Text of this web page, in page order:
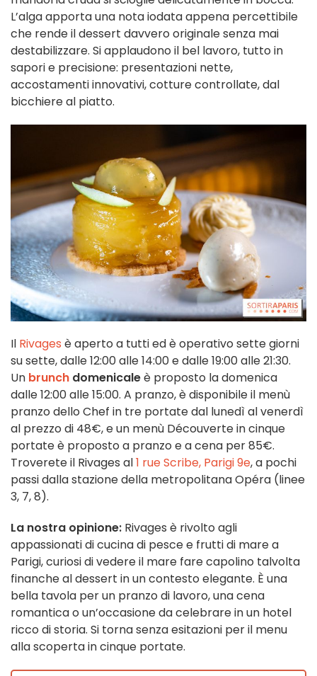
L’alga apporta una nota iodata appena percettibile
che rende il dessert davvero originale senza mai
destabilizzare. Si applaudono il bel lavoro, tutto in
sapori e precisione: presentazioni nette,
accostamenti innovativi, cotture controllate, dal
bicchiere al piatto.
Il Rivages è aperto a tutti ed è operativo sette giorni
su sette, dalle 12:00 alle 14:00 e dalle 19:00 alle 21:30.
Un brunch domenicaleè proposto la domenica
dalle 12:00 alle 15:00. A pranzo, è disponibile il menù
pranzo dello Chef in tre portate dal lunedì al venerdì
al prezzo di 48€, e un menù Découverte in cinque
portate è proposto a pranzo e a cena per 85€.
Troverete il Rivages al1 rue Scribe, Parigi 9e, a pochi
passi dalla stazione della metropolitana Opéra (linee
3, 7, 8).
La nostra opinione: Rivages è rivolto agli
appassionati di cucina di pesce e frutti di mare a
Parigi, curiosi di vedere il mare fare capolino talvolta
finanche al dessert in un contesto elegante. È una
bella tavola per un pranzo di lavoro, una cena
romantica o un’occasione da celebrare in un hotel
ricco di storia. Si torna senza esitazioni per il menu
alla scoperta in cinque portate.